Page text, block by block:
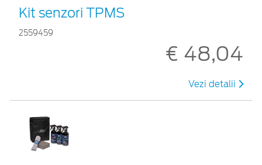
Kit senzori TPMS
2559459
€ 48,04
Vezi detalii